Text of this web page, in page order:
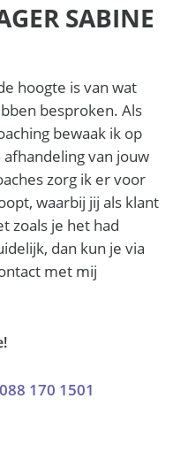
SABINE
hoogte is van wat
besproken. Als
bewaak ik op
van jouw
zorg ik er voor
waarbij jij als klant
zoals je het had
dan kun je via
met mij
170 1501